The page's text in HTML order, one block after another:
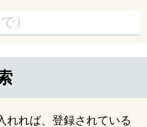
れれば、登録されている